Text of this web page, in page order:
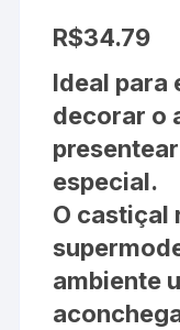
R$34.79
Ideal para
decorar o
especial.
O castiçal
ambiente